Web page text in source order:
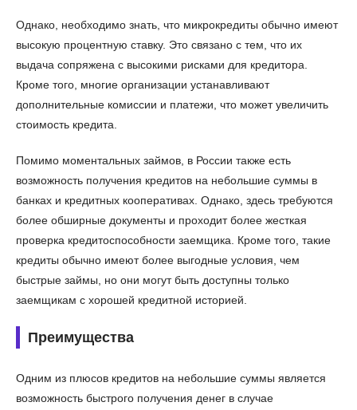
Однако, необходимо знать, что микрокредиты обычно имеют
высокую процентную ставку. Это связано с тем, что их
выдача сопряжена с высокими рисками для кредитора.
Кроме того, многие организации устанавливают
дополнительные комиссии и платежи, что может увеличить
стоимость кредита.
Помимо моментальных займов, в России также есть
возможность получения кредитов на небольшие суммы в
банках и кредитных кооперативах. Однако, здесь требуются
более обширные документы и проходит более жесткая
проверка кредитоспособности заемщика. Кроме того, такие
кредиты обычно имеют более выгодные условия, чем
быстрые займы, но они могут быть доступны только
заемщикам с хорошей кредитной историей.
Преимущества
Одним из плюсов кредитов на небольшие суммы является
возможность быстрого получения денег в случае